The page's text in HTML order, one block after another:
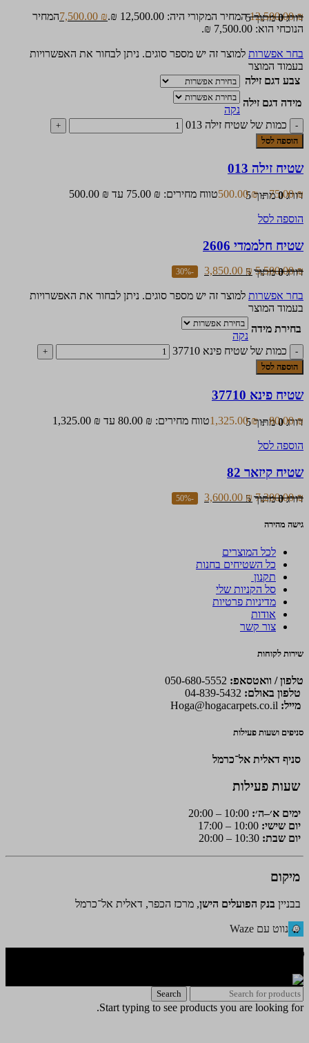
דורג0מתוך 5
12,500.00₪ המחיר המקורי היה: 12,500.00 ₪. 7,500.00 ₪
המחיר
הנוכחי הוא: 7,500.00 ₪.
בחר אפשרות למוצר זה יש מספר סוגים. ניתן לבחור את האפשרויות
בעמוד המוצר
צבע דגם זילה
מידה דגם זילה
נקה
כמות של שטיח זילה 013
הוספה לסל
שטיח זילה 013
דורג0מתוך 575.00₪
–
500.00₪ טווח מחירים: ⁦75.00 ₪⁩ עד ⁦500.00 ₪⁩
הוספה לסל
שטיח חלממדי 2606
דורג0מתוך 5
5,500.00₪
3,850.00 ₪
-30%
בחר אפשרות למוצר זה יש מספר סוגים. ניתן לבחור את האפשרויות
בעמוד המוצר
בחירת מידה
נקה
כמות של שטיח פינא 37710
הוספה לסל
שטיח פינא 37710
דורג0מתוך 580.00₪
–
1,325.00₪ טווח מחירים: ⁦80.00 ₪⁩ עד ⁦1,325.00 ₪⁩
הוספה לסל
שטיח קיזאר 82
דורג0מתוך 5
7,200.00₪
3,600.00 ₪
-50%
גישה מהירה
לכל המוצרים
כל השטיחים בחנות
תקנון
סל הקניות שלי
מדיניות פרטיות
אודות
צור קשר
שירות לקוחות
טלפון / וואטסאפ:
טלפון באולם:
מייל: Hoga@hogacarpets.co.il
סניפים ושעות פעילות
סניף דאלית אל־כרמל
שעות פעילות
ימים א׳–ה׳:
יום שישי:
יום שבת:
מיקום
בבניין בנק הפועלים הישן, מרכז הכפר, דאלית אל־כרמל
נווט עם Waze
Search
Start typing to see products you are looking for.